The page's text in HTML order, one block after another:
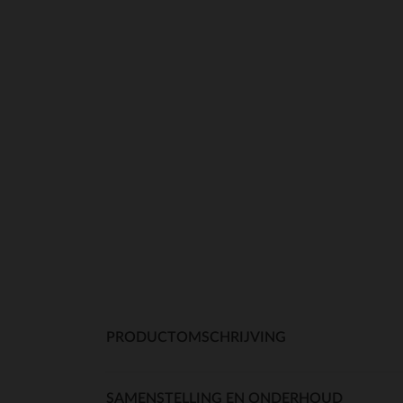
PRODUCTOMSCHRIJVING
SAMENSTELLING EN ONDERHOUD